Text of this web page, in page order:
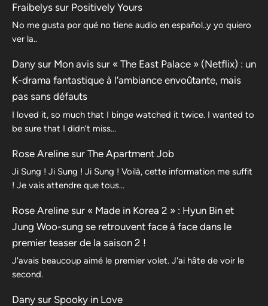
Fraibelys sur Positively Yours
No me gusta por qué no tiene audio en español..y yo quiero
ver la..
Dany sur Mon avis sur « The East Palace » (Netflix) : un
K-drama fantastique à l’ambiance envoûtante, mais
pas sans défauts
I loved it, so much that I binge watched it twice. I wanted to
be sure that I didn’t miss…
Rose Areline sur The Apartment Job
Ji Sung ! Ji Sung ! Ji Sung ! Voilà, cette information me suffit
! Je vais attendre que tous…
Rose Areline sur « Made in Korea 2 » : Hyun Bin et
Jung Woo-sung se retrouvent face à face dans le
premier teaser de la saison 2 !
J'avais beaucoup aimé le premier volet. J'ai hâte de voir le
second.
Dany sur Spooky in Love